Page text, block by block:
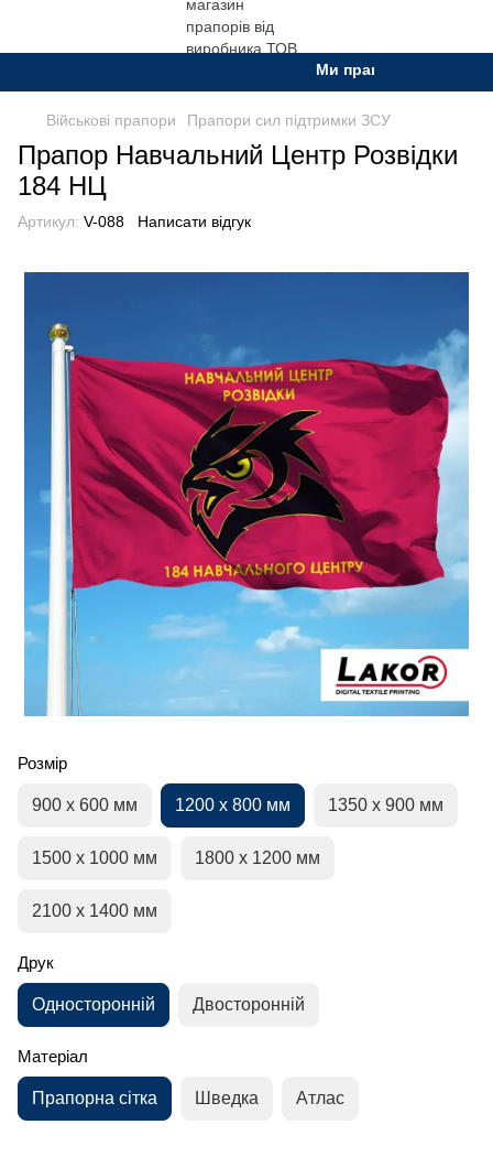
Ми працюємо. Все буде
Військові прапори Прапори сил підтримки ЗСУ
Прапор Навчальний Центр Розвідки
184 НЦ
Артикул: V-088 Написати відгук
Розмір
900 х 600 мм 1200 х 800 мм 1350 х 900 мм
1500 х 1000 мм 1800 х 1200 мм
2100 х 1400 мм
Друк
Односторонній Двосторонній
Матеріал
Прапорна сітка Шведка Атлас